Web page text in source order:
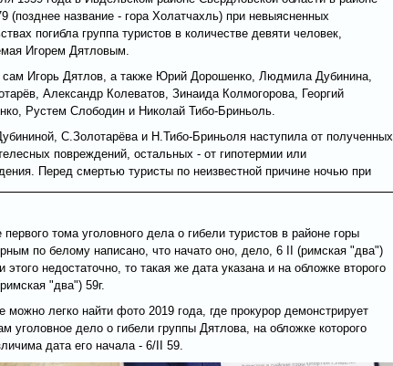
(позднее название - гора Холатчахль) при невыясненных
погибла группа туристов в количестве девяти человек,
Игорем Дятловым.
сам Игорь Дятлов, а также Юрий Дорошенко, Людмила Дубинина,
Александр Колеватов, Зинаида Колмогорова, Георгий
Рустем Слободин и Николай Тибо-Бриньоль.
С.Золотарёва и Н.Тибо-Бриньоля наступила от полученных
повреждений, остальных - от гипотермии или
Перед смертью туристы по неизвестной причине ночью при
первого тома уголовного дела о гибели туристов в районе горы
по белому написано, что начато оно, дело, 6 II (римская "два")
этого недостаточно, то такая же дата указана и на обложке второго
"два") 59г.
можно легко найти фото 2019 года, где прокурор демонстрирует
уголовное дело о гибели группы Дятлова, на обложке которого
дата его начала - 6/II 59.